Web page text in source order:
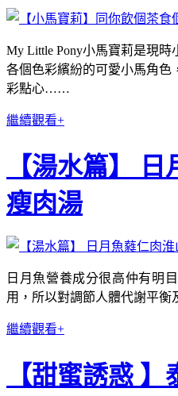
My Little Pony小馬寶莉是現
各個色彩繽紛的可愛小馬角色
彩點心……
繼續觀看+
【湯水篇】
瘦肉湯
日月魚營養成分很高仲有明
用，所以對調節人體代謝平衡
繼續觀看+
【甜蜜誘惑